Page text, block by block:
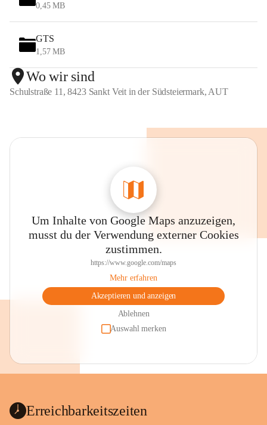
0,45 MB
GTS
1,57 MB
Wo wir sind
Schulstraße 11, 8423 Sankt Veit in der Südsteiermark, AUT
Um Inhalte von Google Maps anzuzeigen,
musst du der Verwendung externer Cookies
zustimmen.
https://www.google.com/maps
Mehr erfahren
Akzeptieren und anzeigen
Ablehnen
Auswahl merken
Erreichbarkeitszeiten